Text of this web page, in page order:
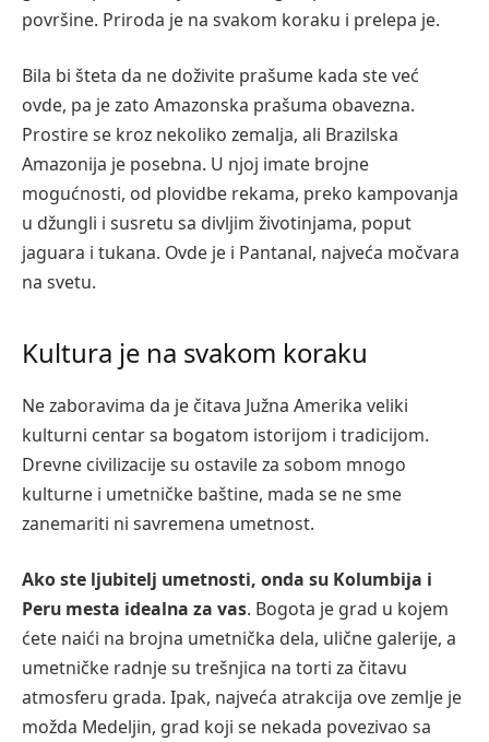
površine. Priroda je na svakom koraku i prelepa je.
Bila bi šteta da ne doživite prašume kada ste već
ovde, pa je zato Amazonska prašuma obavezna.
Prostire se kroz nekoliko zemalja, ali Brazilska
Amazonija je posebna. U njoj imate brojne
mogućnosti, od plovidbe rekama, preko kampovanja
u džungli i susretu sa divljim životinjama, poput
jaguara i tukana. Ovde je i Pantanal, najveća močvara
na svetu.
Kultura je na svakom koraku
Ne zaboravima da je čitava Južna Amerika veliki
kulturni centar sa bogatom istorijom i tradicijom.
Drevne civilizacije su ostavile za sobom mnogo
kulturne i umetničke baštine, mada se ne sme
zanemariti ni savremena umetnost.
Ako ste ljubitelj umetnosti, onda su Kolumbija i
Peru mesta idealna za vas. Bogota je grad u kojem
ćete naići na brojna umetnička dela, ulične galerije, a
umetničke radnje su trešnjica na torti za čitavu
atmosferu grada. Ipak, najveća atrakcija ove zemlje je
možda Medeljin, grad koji se nekada povezivao sa